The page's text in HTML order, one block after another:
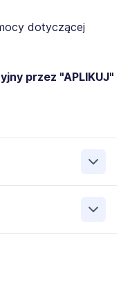
dotyczącej
przez "APLIKUJ"
że przysługują
się w Polityce
(w tym